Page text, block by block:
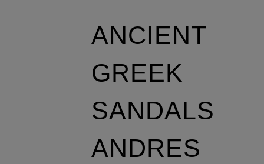
ANCIENT
GREEK
SANDALS
ANDRES